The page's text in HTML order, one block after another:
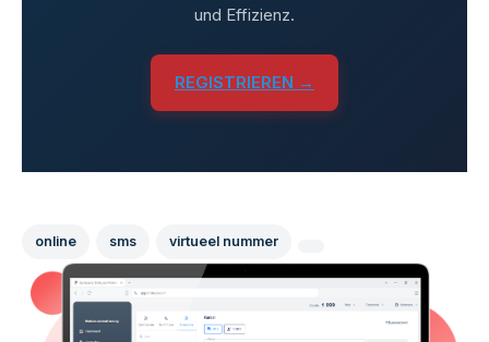
und Effizienz.
REGISTRIEREN →
online sms virtueel nummer